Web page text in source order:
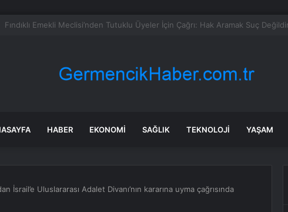
Lockheed Martin ve Donanma yapay zeka denizaltı tespit sistemini test etti
HABER EKONOMI SAĞLIK TEKNOLOJI YAŞAM
İsrail’e Uluslararası Adalet Divanı’nın kararına uyma çağrısında